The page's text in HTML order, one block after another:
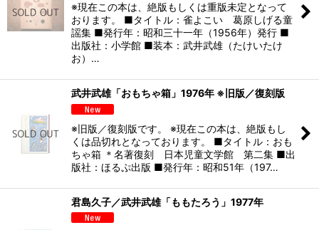
※現在この本は、絶版もしくは重版未定となって
おります。 ■タイトル：雀よこい 葛原しげる童
謡集 ■発行年：昭和三十一年（1956年）発行 ■
出版社：小学館 ■装本：武井武雄（たけいたけ
お）…
武井武雄「おもちゃ箱」1976年 ※旧版／復刻版
※旧版／復刻版です。 ※現在この本は、絶版もし
くは品切れとなっております。 ■タイトル：おも
ちゃ箱 ＊名著復刻 日本児童文学館 第二集 ■出
版社：ほるぷ出版 ■発行年：昭和51年（197…
君島久子／武井武雄「ももたろう」1977年